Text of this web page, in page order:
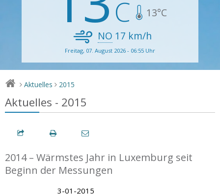
13°C
NO 17 km/h
Freitag, 07. August 2026 - 06:55 Uhr
> Aktuelles > 2015
Aktuelles - 2015
2014 – Wärmstes Jahr in Luxemburg seit
Beginn der Messungen
3-01-2015